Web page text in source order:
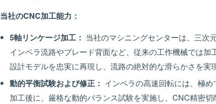
当社のCNC加工能力：
5軸リンケージ加工： 当社のマシニングセンターは、三次
インペラ流路やブレード背面など、従来の工作機械では加
設計モデルを忠実に再現し、流路の絶対的な滑らかさを実
動的平衡試験および修正： インペラの高速回転には、極
加工後に、厳格な動的バランス試験を実施し、CNC精密